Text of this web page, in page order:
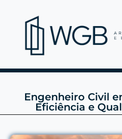
Engenheiro Civil
Eficiência e